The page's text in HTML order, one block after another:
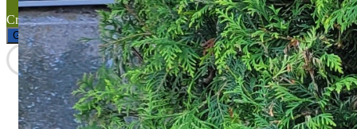
Created with theWP Theme Airin Blog
Gérer le consentement